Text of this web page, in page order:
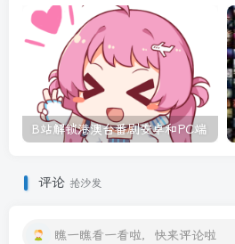
B站解锁港澳台番剧安卓和PC端
评论 抢沙发
瞧一瞧看一看啦，快来评论啦